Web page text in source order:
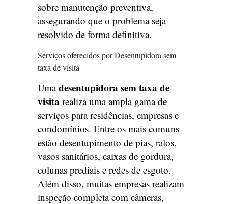
sobre manutenção preventiva,
assegurando que o problema seja
resolvido de forma definitiva.
Serviços oferecidos por Desentupidora sem
taxa de visita
Umadesentupidora sem taxa de
visita realiza uma ampla gama de
serviços para residências, empresas e
condomínios. Entre os mais comuns
estão desentupimento de pias, ralos,
vasos sanitários, caixas de gordura,
colunas prediais e redes de esgoto.
Além disso, muitas empresas realizam
inspeção completa com câmeras,